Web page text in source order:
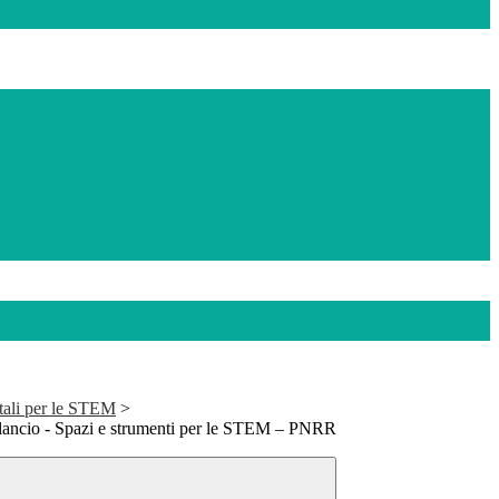
per le STEM >
- Spazi e strumenti per le STEM – PNRR